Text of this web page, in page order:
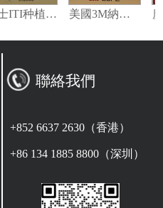
瑞士ITI种植系统技术合作单位 美國3M納米樹脂指定合作夥伴
聯絡我們
+852 6637 2630（香港）
+86 134 1885 8800（深圳）